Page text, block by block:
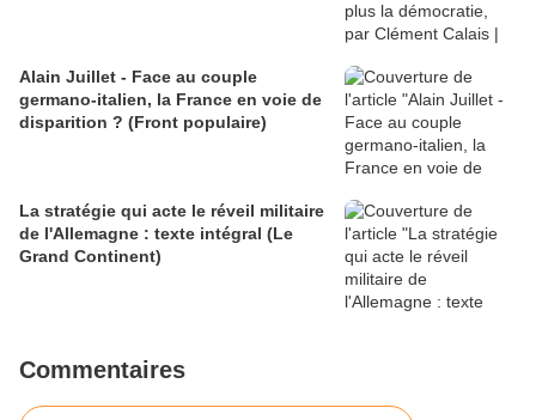
Alain Juillet - Face au couple
germano-italien, la France en voie de
disparition ? (Front populaire)
La stratégie qui acte le réveil militaire
de l'Allemagne : texte intégral (Le
Grand Continent)
Commentaires